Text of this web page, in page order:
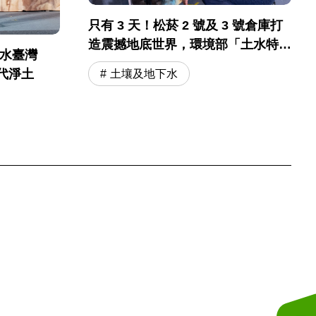
臺灣
淨土
只有 3 天！松菸 2 號及 3 號倉庫打
造震撼地底世界，環境部「土水特
展」開幕必逛！
土壤及地下水